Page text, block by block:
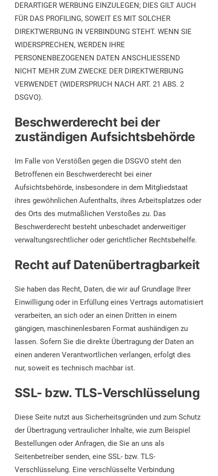
DERARTIGER WERBUNG EINZULEGEN; DIES GILT AUCH
FÜR DAS PROFILING, SOWEIT ES MIT SOLCHER
DIREKTWERBUNG IN VERBINDUNG STEHT. WENN SIE
WIDERSPRECHEN, WERDEN IHRE
PERSONENBEZOGENEN DATEN ANSCHLIESSEND
NICHT MEHR ZUM ZWECKE DER DIREKTWERBUNG
VERWENDET (WIDERSPRUCH NACH ART. 21 ABS. 2
DSGVO).
Beschwerderecht bei der
zuständigen Aufsichtsbehörde
Im Falle von Verstößen gegen die DSGVO steht den
Betroffenen ein Beschwerderecht bei einer
Aufsichtsbehörde, insbesondere in dem Mitgliedstaat
ihres gewöhnlichen Aufenthalts, ihres Arbeitsplatzes oder
des Orts des mutmaßlichen Verstoßes zu. Das
Beschwerderecht besteht unbeschadet anderweitiger
verwaltungsrechtlicher oder gerichtlicher Rechtsbehelfe.
Recht auf Datenübertragbarkeit
Sie haben das Recht, Daten, die wir auf Grundlage Ihrer
Einwilligung oder in Erfüllung eines Vertrags automatisiert
verarbeiten, an sich oder an einen Dritten in einem
gängigen, maschinenlesbaren Format aushändigen zu
lassen. Sofern Sie die direkte Übertragung der Daten an
einen anderen Verantwortlichen verlangen, erfolgt dies
nur, soweit es technisch machbar ist.
SSL- bzw. TLS-Verschlüsselung
Diese Seite nutzt aus Sicherheitsgründen und zum Schutz
der Übertragung vertraulicher Inhalte, wie zum Beispiel
Bestellungen oder Anfragen, die Sie an uns als
Seitenbetreiber senden, eine SSL- bzw. TLS-
Verschlüsselung. Eine verschlüsselte Verbindung